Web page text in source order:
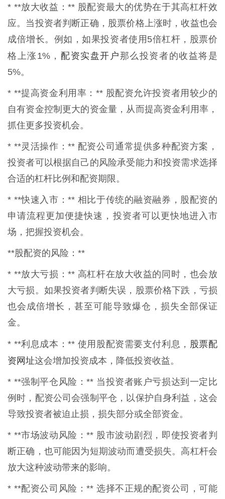
* **放大收益：** 股配资最大的优势在于其高杠杆效
应。当投资者判断正确，股票价格上涨时，收益也会
成倍增长。例如，如果投资者使用5倍杠杆，股票价
格上涨1%， 配资实盘开户 那么投资者的收益将是
5%。
* **提高资金利用率：** 股配资允许投资者用较少的
自有资金控制更大的资金量，从而提高资金利用率，
抓住更多投资机会。
* **灵活操作：** 配资公司通常提供多种配资方案，
投资者可以根据自己的风险承受能力和投资需求选择
合适的杠杆比例和配资期限。
* **快速入市：** 相比于传统的融资融券，股配资的
申请流程更加便捷快速，投资者可以更快地进入市
场，把握投资机会。
**股配资的风险：**
* **放大亏损：** 高杠杆在放大收益的同时，也会放
大亏损。如果投资者判断失误，股票价格下跌，亏损
也会成倍增长，甚至可能导致爆仓，损失全部保证
金。
* **利息成本：** 使用股配资需要支付利息， 股票配
资网址这会增加投资成本，降低投资收益。
* **强制平仓风险：** 当投资者账户亏损达到一定比
例时，配资公司会强制平仓，以保护自身利益，这会
导致投资者被迫止损，损失部分或全部资金。
* **市场波动风险：** 股市波动剧烈，即使投资者判
断正确，也可能因为短期波动而遭受损失。高杠杆会
放大这种波动带来的影响。
* **配资公司风险：** 选择不正规的配资公司，可能